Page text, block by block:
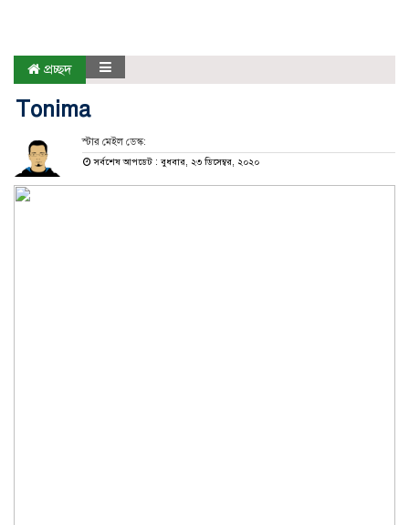
প্রচ্ছদ
Tonima
স্টার মেইল ডেস্ক:
সর্বশেষ আপডেট : বুধবার, ২৩ ডিসেম্বর, ২০২০